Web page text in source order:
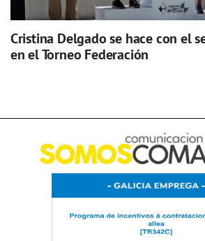
Cristina Delgado se hace con el
en el Torneo Federación